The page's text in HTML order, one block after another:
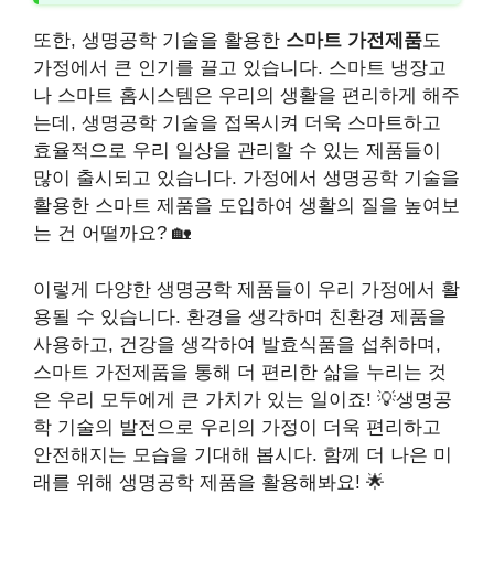
또한, 생명공학 기술을 활용한 스마트 가전제품도
가정에서 큰 인기를 끌고 있습니다. 스마트 냉장고
나 스마트 홈시스템은 우리의 생활을 편리하게 해주
는데, 생명공학 기술을 접목시켜 더욱 스마트하고
효율적으로 우리 일상을 관리할 수 있는 제품들이
많이 출시되고 있습니다. 가정에서 생명공학 기술을
활용한 스마트 제품을 도입하여 생활의 질을 높여보
는 건 어떨까요? 🏡
이렇게 다양한 생명공학 제품들이 우리 가정에서 활
용될 수 있습니다. 환경을 생각하며 친환경 제품을
사용하고, 건강을 생각하여 발효식품을 섭취하며,
스마트 가전제품을 통해 더 편리한 삶을 누리는 것
은 우리 모두에게 큰 가치가 있는 일이죠! 💡생명공
학 기술의 발전으로 우리의 가정이 더욱 편리하고
안전해지는 모습을 기대해 봅시다. 함께 더 나은 미
래를 위해 생명공학 제품을 활용해봐요! 🌟